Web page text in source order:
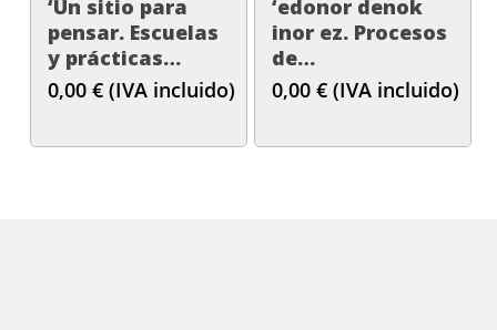
‘Un sitio para
pensar. Escuelas
y prácticas
educativas
experimentales
0,00 € (IVA incluido)
‘edonor denok
inor ez. Procesos
de
institucionalización
la educación
0,00 € (IVA incluido)